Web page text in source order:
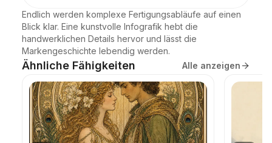
Endlich werden komplexe Fertigungsabläufe auf einen
Blick klar. Eine kunstvolle Infografik hebt die
handwerklichen Details hervor und lässt die
Markengeschichte lebendig werden.
Ähnliche Fähigkeiten Alle anzeigen